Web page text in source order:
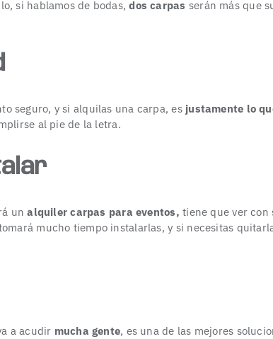
si hablamos de bodas,dos carpas serán más que
seguro, y si alquilas una carpa, es justamente lo
al pie de la letra.
unalquiler carpas para eventos,tiene que ver con
mucho tiempo instalarlas, y si necesitas
a acudir mucha gente, es una de las mejores